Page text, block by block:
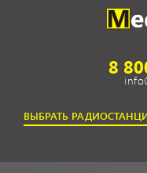
8
ВЫБРАТЬ